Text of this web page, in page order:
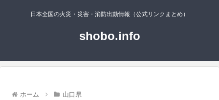
日本全国の火災・災害・消防出動情報（公式リンクまとめ）
shobo.info
ホーム 山口県